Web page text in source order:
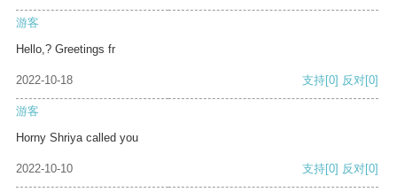
游客
Hello,? Greetings fr
2022-10-18 支持[0] 反对[0]
游客
Horny Shriya called you
2022-10-10 支持[0] 反对[0]